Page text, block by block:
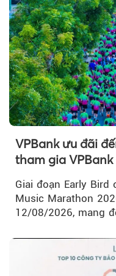
VPBank ưu đãi
tham gia
Giai đoạn Early Bird
Music Marathon
12/08/2026, mang